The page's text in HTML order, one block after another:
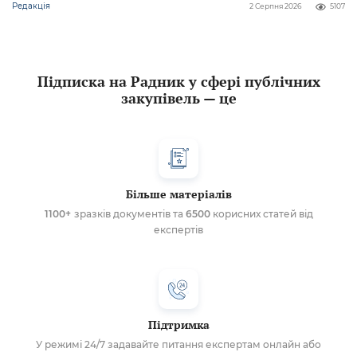
Редакція 5107
2 Серпня 2026
Підписка на Радник у сфері публічних
закупівель — це
Більше матеріалів
1100+ зразків документів та 6500корисних статей від
експертів
Підтримка
У режимі 24/7 задавайте питання експертам онлайн або